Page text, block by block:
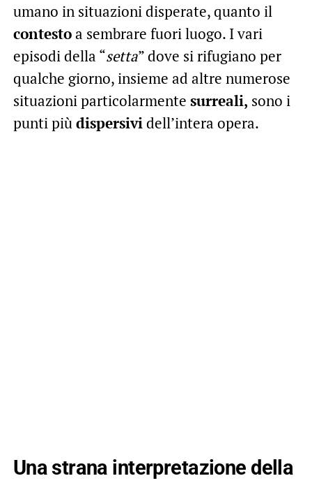
umano in situazioni disperate, quanto il
contestoa sembrare fuori luogo. I vari
episodi della “setta” dove si rifugiano per
qualche giorno, insieme ad altre numerose
situazioni particolarmente surreali, sono i
punti più dispersivi dell’intera opera.
Una strana interpretazione della